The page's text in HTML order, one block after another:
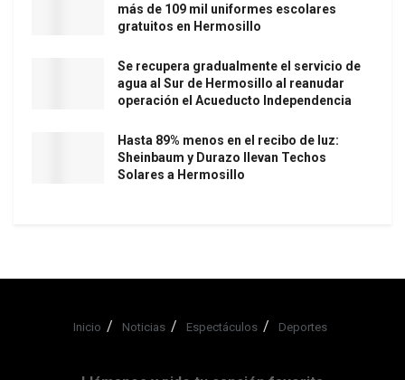
más de 109 mil uniformes escolares
gratuitos en Hermosillo
Se recupera gradualmente el servicio de
agua al Sur de Hermosillo al reanudar
operación el Acueducto Independencia
Hasta 89% menos en el recibo de luz:
Sheinbaum y Durazo llevan Techos
Solares a Hermosillo
Inicio Noticias Espectáculos Deportes